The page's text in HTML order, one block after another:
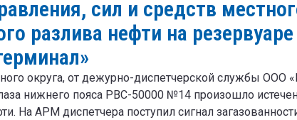
сил и средств
разлива нефти на
округа, от дежурно-диспетчерской службы ООО
нижнего пояса РВС-50000 №14 произошло
На АРМ диспетчера поступил сигнал